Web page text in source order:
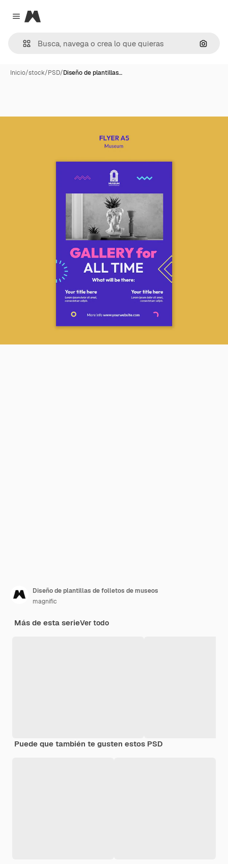
Close menu
Magnific
Inicio/stock/PSD/Diseño de plantillas…
Diseño de plantillas de folletos de museos
magnific
Más de esta serieVer todo
Puede que también te gusten estos PSD